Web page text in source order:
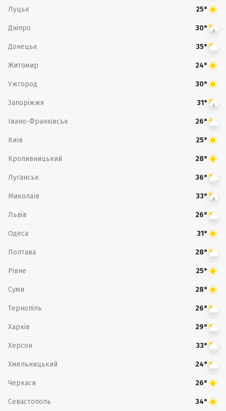
Луцьк 25°
Дніпро 30°
Донецьк 35°
Житомир 24°
Ужгород 30°
Запоріжжя 31°
Івано-Франківськ 26°
Київ 25°
Кропивницький 28°
Луганськ 36°
Миколаїв 33°
Львів 26°
Одеса 31°
Полтава 28°
Рівне 25°
Суми 28°
Тернопіль 26°
Харків 29°
Херсон 33°
Хмельницький 24°
Черкаси 26°
Севастополь 34°